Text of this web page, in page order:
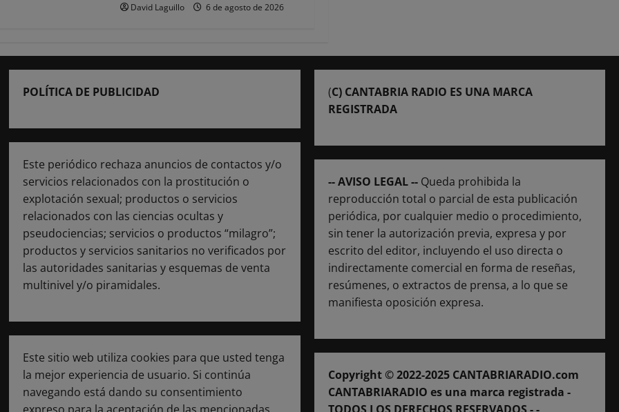
David Laguillo 6 de agosto de 2026
POLÍTICA DE PUBLICIDAD
Este periódico rechaza anuncios de contactos y/o
servicios relacionados con la prostitución o
explotación sexual; productos o servicios
relacionados con las ciencias ocultas y
pseudociencias; servicios o productos “milagro”;
productos y servicios sanitarios no verificados por
las autoridades sanitarias y esquemas de venta
multinivel y/o piramidales.
Este sitio web utiliza cookies para que usted tenga
la mejor experiencia de usuario. Si continúa
navegando está dando su consentimiento
(C) CANTABRIA RADIO ES UNA MARCA
REGISTRADA
-- AVISO LEGAL -- Queda prohibida la
reproducción total o parcial de esta publicación
periódica, por cualquier medio o procedimiento,
sin tener la autorización previa, expresa y por
escrito del editor, incluyendo el uso directa o
indirectamente comercial en forma de reseñas,
resúmenes, o extractos de prensa, a lo que se
manifiesta oposición expresa.
Copyright © 2022-2025 CANTABRIARADIO.com
CANTABRIARADIO es una marca registrada -